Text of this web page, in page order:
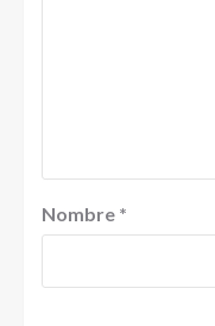
Nombre *